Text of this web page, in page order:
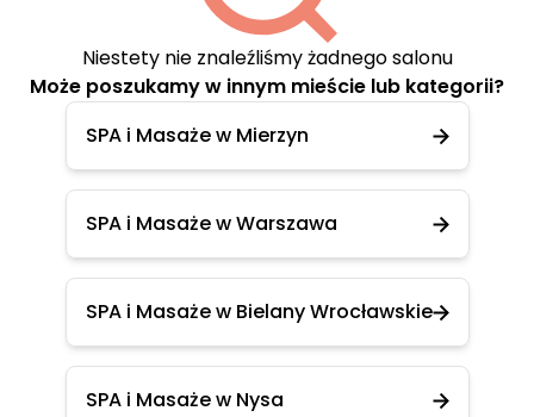
Niestety nie znaleźliśmy żadnego salonu
Może poszukamy w innym mieście lub kategorii?
SPA i Masaże w Mierzyn
SPA i Masaże w Warszawa
SPA i Masaże w Bielany Wrocławskie
SPA i Masaże w Nysa